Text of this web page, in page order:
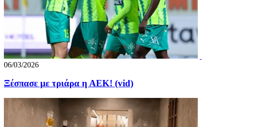
06/03/2026
Ξέσπασε με τριάρα η ΑΕΚ! (vid)